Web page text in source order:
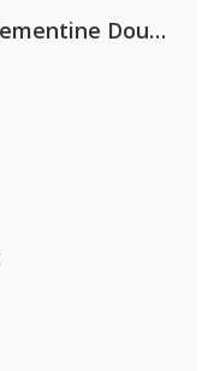
Calvin Harris & Clementine Douglas